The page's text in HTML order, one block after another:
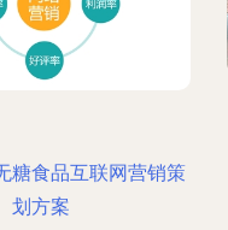
糖食品互联网营销策
划方案